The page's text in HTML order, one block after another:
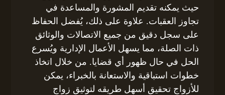
حيث يمكنه تقديم المشورة والمساعدة في
تجاوز العقبات. علاوة على ذلك، يُفضل الحفاظ
على سجل دقيق من جميع الاتصالات والوثائق
ذات الصلة، مما يسهل الأعمال الإدارية ويُسرع
الحل في حال ظهور أي قضايا. من خلال اتخاذ
خطوات استباقية والاستعانة بالخبراء، يمكن
للأزواج تحقيق أسهل طريقه لتوثيق زواج